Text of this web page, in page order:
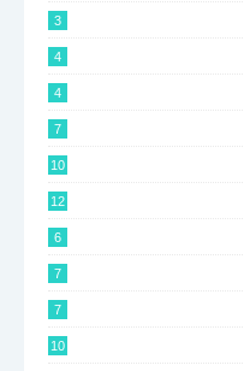
3
4
4
7
10
12
6
7
7
10